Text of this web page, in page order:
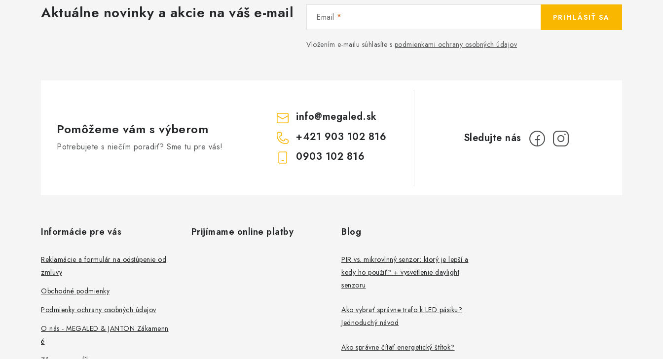
p
i
Aktuálne novinky a akcie na váš e-mail Email
Vložením e-mailu súhlasíte s podmienkami ochrany osobných údajov
PRIHLÁSIŤ SA
Pomôžeme vám s výberom
Potrebujete s niečím poradiť? Sme tu pre vás!
info@megaled.sk
+421 903 102 816
0903 102 816
Informácie pre vás
Reklamácie a formulár na odstúpenie od
zmluvy
Obchodné podmienky
Podmienky ochrany osobných údajov
O nás - MEGALED & JANTON Zákamenn
é
Prijímame online platby Blog
PIR vs. mikrovlnný senzor: ktorý je lepší a
kedy ho použiť? + vysvetlenie daylight
senzoru
Ako vybrať správne trafo k LED pásiku?
Jednoduchý návod
Ako správne čítať energetický štítok?